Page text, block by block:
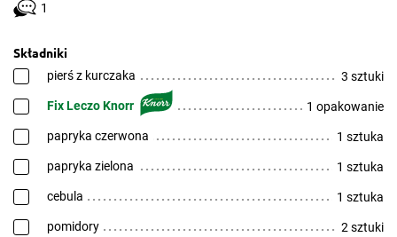
1
Składniki
pierś z kurczaka 3 sztuki
Fix Leczo Knorr 1 opakowanie
papryka czerwona 1 sztuka
papryka zielona 1 sztuka
cebula 1 sztuka
pomidory 2 sztuki